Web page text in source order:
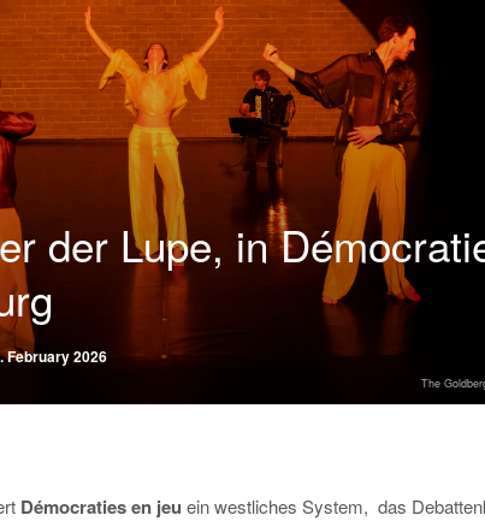
der Lupe, in
February 2026
The
Démocraties en jeu ein westliches System, das